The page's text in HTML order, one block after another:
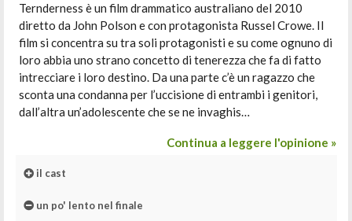
Ternderness è un film drammatico australiano del 2010
diretto da John Polson e con protagonista Russel Crowe. Il
film si concentra su tra soli protagonisti e su come ognuno di
loro abbia uno strano concetto di tenerezza che fa di fatto
intrecciare i loro destino. Da una parte c’è un ragazzo che
sconta una condanna per l’uccisione di entrambi i genitori,
dall’altra un’adolescente che se ne invaghis…
Continua a leggere l'opinione »
il cast
un po' lento nel finale